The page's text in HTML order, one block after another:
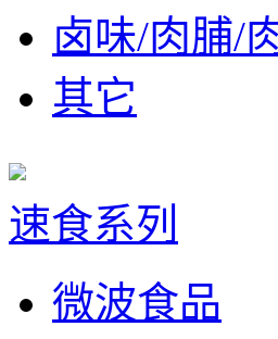
卤味/肉脯/
其它
速食系列
微波食品